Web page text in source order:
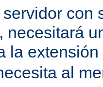
con
necesitará
la extensión
al